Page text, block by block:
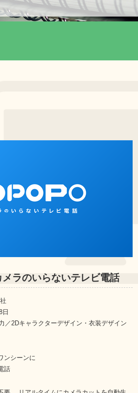
ラのいらないテレビ電話
日
／2Dキャラクターデザイン・衣装デザイン
ンシーンに
話